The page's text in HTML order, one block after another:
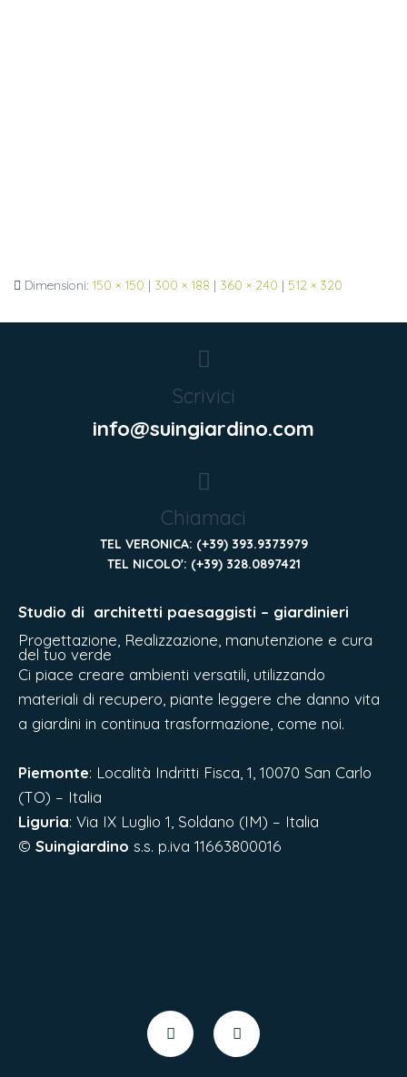
Dimensioni: 150 × 150 | 300 × 188 | 360 × 240 | 512 × 320
Scrivici
info@suingiardino.com
Chiamaci
TEL VERONICA: (+39) 393.9373979
TEL NICOLO': (+39) 328.0897421
Studio di architetti paesaggisti – giardinieri
Progettazione, Realizzazione, manutenzione e cura
del tuo verde
Ci piace creare ambienti versatili, utilizzando
materiali di recupero, piante leggere che danno vita
a giardini in continua trasformazione, come noi.
Piemonte: Località Indritti Fisca, 1, 10070 San Carlo
(TO) – Italia
Liguria: Via IX Luglio 1, Soldano (IM) – Italia
© Suingiardino s.s. p.iva 11663800016